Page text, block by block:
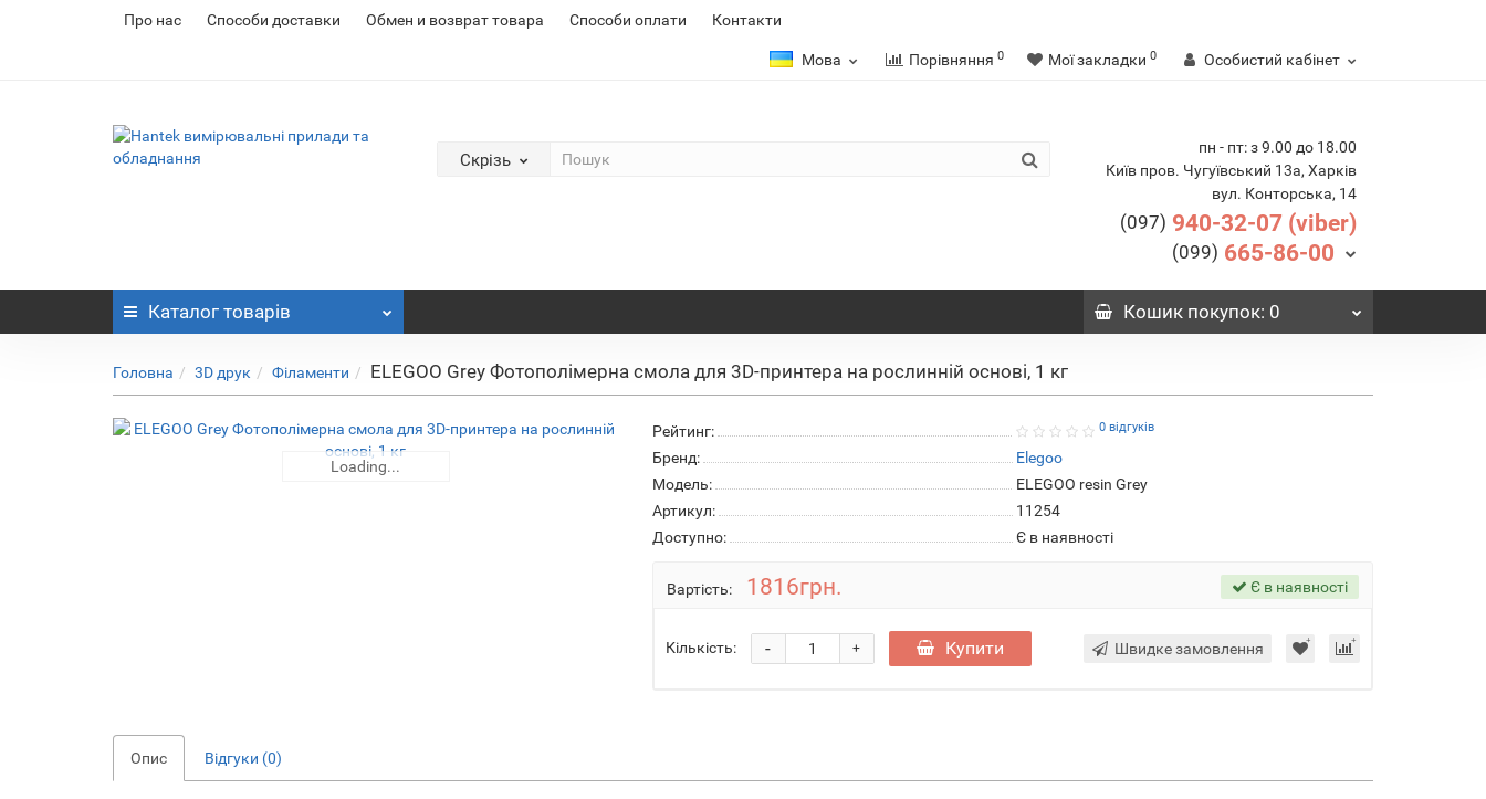
Про нас Cпособи доставки Обмен и возврат товара Способи оплати Контакти
Мова Порівняння 0 Мої закладки 0 Особистий кабінет
Скрізь
пн - пт: з 9.00 до 18.00
Київ пров. Чугуївський 13а, Харків
вул. Конторська, 14
(097) 940-32-07 (viber)
(099) 665-86-00
Каталог товарів Кошикпокупок: 0
Головна 3D друк Філаменти ELEGOO Grey Фотополімерна смола для 3D-принтера на рослинній основі, 1 кг
Loading...
Loading...
Рейтинг: 0 відгуків
Бренд:
Elegoo
Модель:
ELEGOO resin Grey
Артикул:
11254
Доступно:
Є в наявності
Вартість: 1816грн. Є в наявності
Кількість: +
- Купити Швидке замовлення
Опис Відгуки (0)